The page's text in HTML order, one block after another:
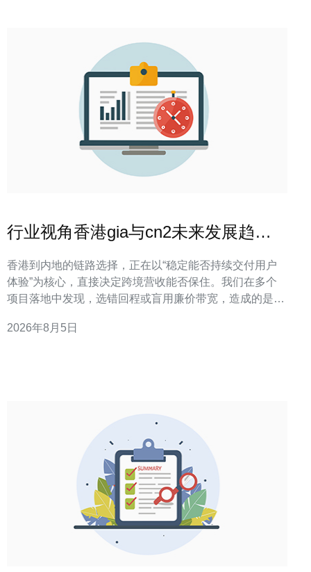
行业视角香港gia与cn2未来发展趋势
香港到内地的链路选择，正在以“稳定能否持续交付用户
体验”为核心，直接决定跨境营收能否保住。我们在多个
项目落地中发现，选错回程或盲用廉价带宽，造成的是用
直接通道。本文能帮助你判断何时选用香港GIA、何时必
2026年8月5日